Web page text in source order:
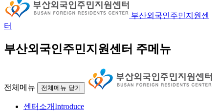
부산외국인주민지원센
터
부산외국인주민지원센터 주메뉴
전체메뉴 전체메뉴 닫기
센터소개Introduce